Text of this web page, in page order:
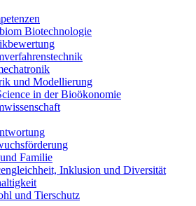
Biotechnologie
und Modellierung
in der Bioökonomie
Familie
Inklusion und Diversität
und Tierschutz